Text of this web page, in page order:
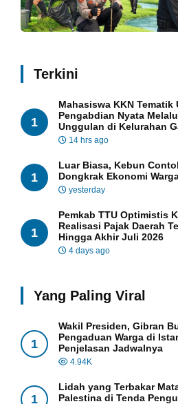
Terkini
1
Mahasiswa KKN Tematik
Pengabdian Nyata
Unggulan di Kelurahan
14 hrs ago
1
Luar Biasa, Kebun
Dongkrak Ekonomi
yesterday
1
Pemkab TTU Optimistis
Realisasi Pajak Daerah
Hingga Akhir Juli 2026
4 days ago
Yang Paling Viral
1
Wakil Presiden, Gibran
Pengaduan Warga di
Penjelasan Jadwalnya
4.94K
1
Lidah yang Terbakar
Palestina di Tenda